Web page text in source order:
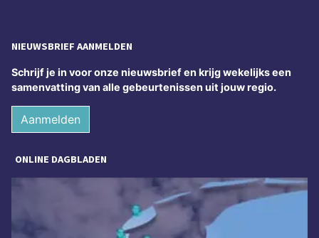
NIEUWSBRIEF AANMELDEN
Schrijf je in voor onze nieuwsbrief en krijg wekelijks een
samenvatting van alle gebeurtenissen uit jouw regio.
Aanmelden
ONLINE DAGBLADEN